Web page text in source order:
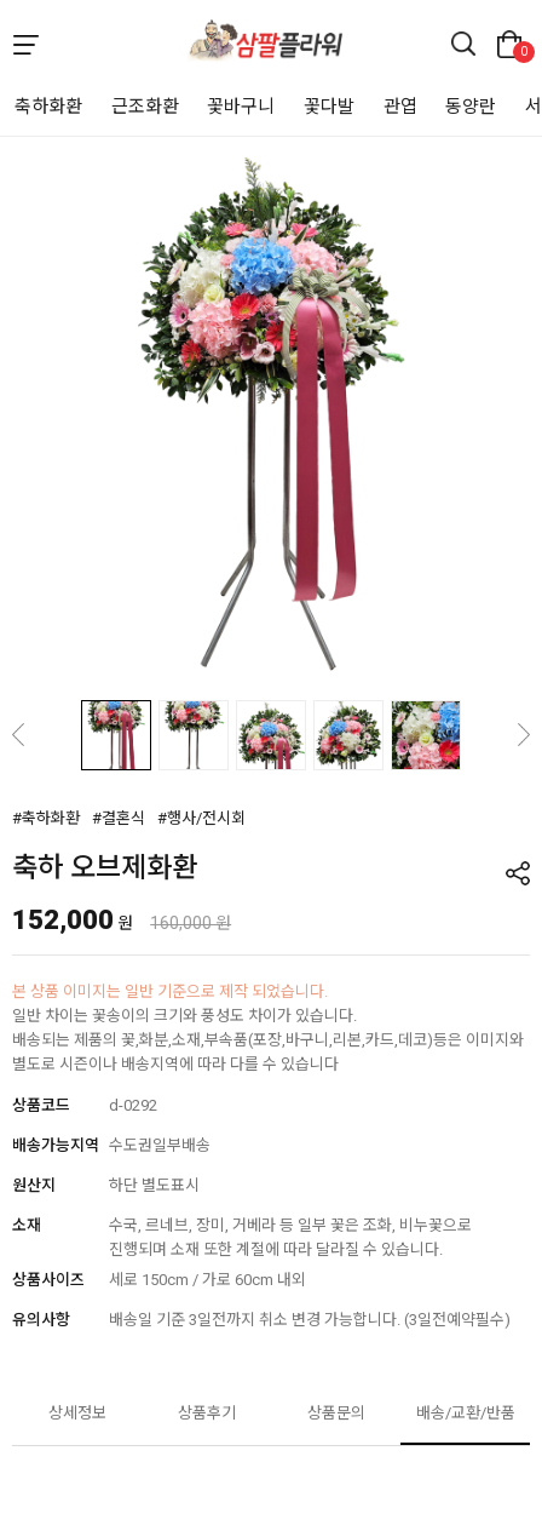
0
축하화환 근조화환 꽃바구니 꽃다발 관엽 동양란
#축하화환 #결혼식 #행사/전시회
축하 오브제화환
152,000 원 160,000 원
본 상품 이미지는 일반 기준으로 제작 되었습니다.
일반 차이는 꽃송이의 크기와 풍성도 차이가 있습니다.
배송되는 제품의 꽃,화분,소재,부속품(포장,바구니,리본,카드,데코)등은 이미지와
별도로 시즌이나 배송지역에 따라 다를 수 있습니다
상품코드 d-0292
배송가능지역 수도권일부배송
원산지 하단 별도표시
소재
수국, 르네브, 장미, 거베라 등 일부 꽃은 조화, 비누꽃으로
진행되며 소재 또한 계절에 따라 달라질 수 있습니다.
상품사이즈
세로 150cm / 가로 60cm 내외
유의사항 배송일 기준 3일전까지 취소 변경 가능합니다. (3일전예약필수)
상세정보 상품후기 상품문의 배송/교환/반품